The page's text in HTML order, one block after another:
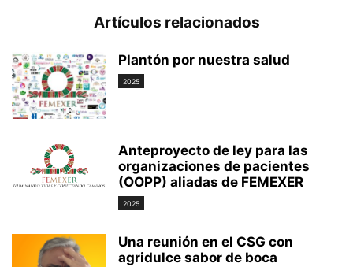
Artículos relacionados
Plantón por nuestra salud
2025
Anteproyecto de ley para las
organizaciones de pacientes
(OOPP) aliadas de FEMEXER
2025
Una reunión en el CSG con
agridulce sabor de boca